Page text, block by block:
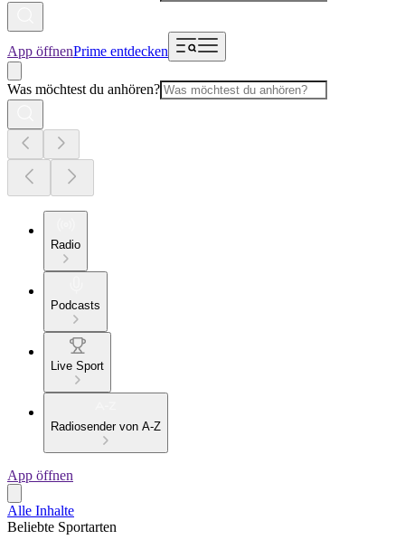
App öffnenPrime entdecken
Was möchtest du anhören?
Radio
Podcasts
Live Sport
Radiosender von A-Z
App öffnen
Alle Inhalte
Beliebte Sportarten